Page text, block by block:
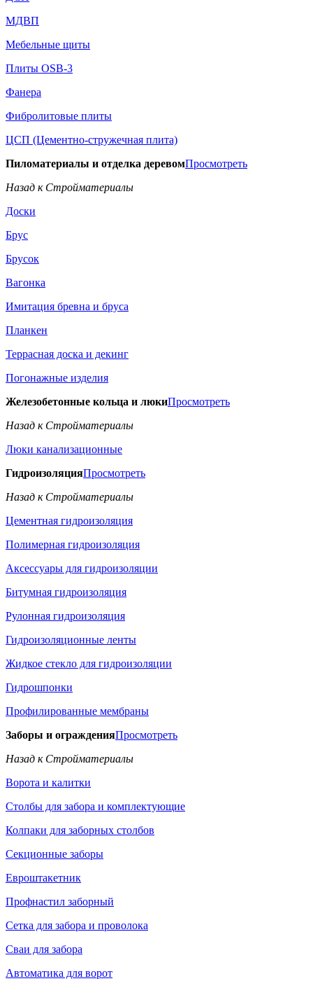
МДВП
Мебельные щиты
Плиты OSB-3
Фанера
Фибролитовые плиты
ЦСП (Цементно-стружечная плита)
Пиломатериалы и отделка деревомПросмотреть
Назад к Стройматериалы
Доски
Брус
Брусок
Вагонка
Имитация бревна и бруса
Планкен
Террасная доска и декинг
Погонажные изделия
Железобетонные кольца и люкиПросмотреть
Назад к Стройматериалы
Люки канализационные
ГидроизоляцияПросмотреть
Назад к Стройматериалы
Цементная гидроизоляция
Полимерная гидроизоляция
Аксессуары для гидроизоляции
Битумная гидроизоляция
Рулонная гидроизоляция
Гидроизоляционные ленты
Жидкое стекло для гидроизоляции
Гидрошпонки
Профилированные мембраны
Заборы и огражденияПросмотреть
Назад к Стройматериалы
Ворота и калитки
Столбы для забора и комплектующие
Колпаки для заборных столбов
Секционные заборы
Евроштакетник
Профнастил заборный
Сетка для забора и проволока
Сваи для забора
Автоматика для ворот